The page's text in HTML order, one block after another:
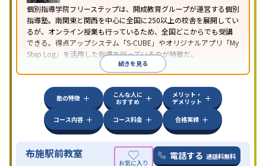
個別指導学院フリーステップは、開成教育グループが運営する個別
指導塾。南関東と関西を中心に全国に250以上の校舎を展開してい
るが、オンライン授業も行っているため、全国どこからでも受講
できる。得点アップシステム「S-CUBE」やオリジナルアプリ「My
Step Log」を活用した指導を行っているのが特徴だ。
続きを見る
塾の特徴
こんな人に
おすすめ
メリット・
デメリット
コース内容
コース料金 合格実績
布施駅前教室 電話する 通話料無料